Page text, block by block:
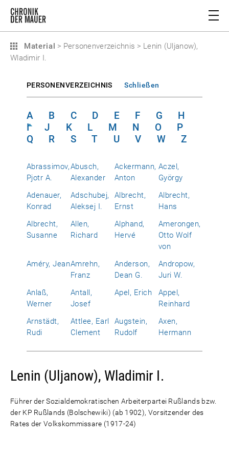
Material > Personenverzeichnis > Lenin (Uljanow),
Wladimir I.
PERSONENVERZEICHNIS Schließen
A B C D E F G
H
I
J K L M N O
P
Q
R S T U V W Z
Abrassimov,
Pjotr A.
Abusch,
Alexander
Ackermann,
Anton
Aczel,
György
Adenauer,
Konrad
Adschubej,
Aleksej I.
Albrecht,
Ernst
Albrecht,
Hans
Albrecht,
Susanne
Allen,
Richard
Alphand,
Hervé
Amerongen,
Otto Wolf
von
Améry, JeanAmrehn,
Franz
Anderson,
Dean G.
Andropow,
Juri W.
Anlaß,
Werner
Antall,
Josef
Apel, Erich
Appel,
Reinhard
Arnstädt,
Rudi
Attlee, Earl
Clement
Augstein,
Rudolf
Axen,
Hermann
Lenin (Uljanow), Wladimir I.
Führer der Sozialdemokratischen Arbeiterpartei Rußlands bzw.
der KP Rußlands (Bolschewiki) (ab 1902), Vorsitzender des
Rates der Volkskommissare (1917-24)